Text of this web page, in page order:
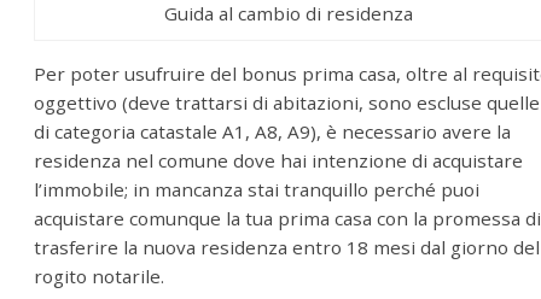
Guida al cambio di residenza
Per poter usufruire del bonus prima casa, oltre al
oggettivo (deve trattarsi di abitazioni, sono escluse quelle
di categoria catastale A1, A8, A9), è necessario avere la
residenza nel comune dove hai intenzione di acquistare
l’immobile; in mancanza stai tranquillo perché puoi
acquistare comunque la tua prima casa con la promessa di
trasferire la nuova residenza entro 18 mesi dal giorno del
rogito notarile.